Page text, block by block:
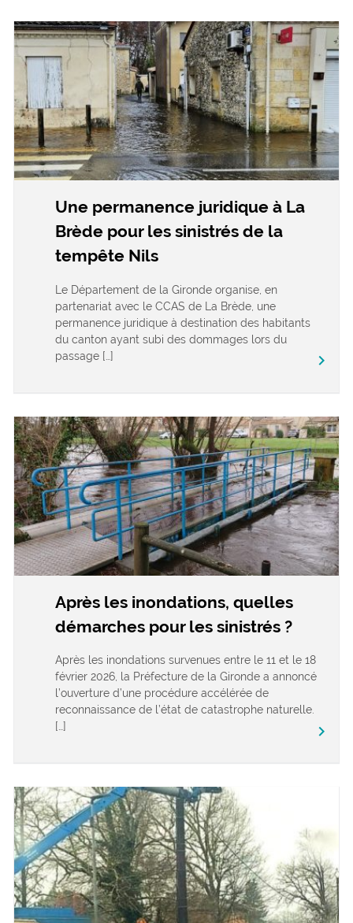
Une permanence juridique à La
Brède pour les sinistrés de la
tempête Nils
Le Département de la Gironde organise, en
partenariat avec le CCAS de La Brède, une
permanence juridique à destination des habitants
du canton ayant subi des dommages lors du
passage […]
keyboard_arrow_right
Après les inondations, quelles
démarches pour les sinistrés ?
Après les inondations survenues entre le 11 et le 18
février 2026, la Préfecture de la Gironde a annoncé
l’ouverture d’une procédure accélérée de
reconnaissance de l’état de catastrophe naturelle.
[…]
keyboard_arrow_right